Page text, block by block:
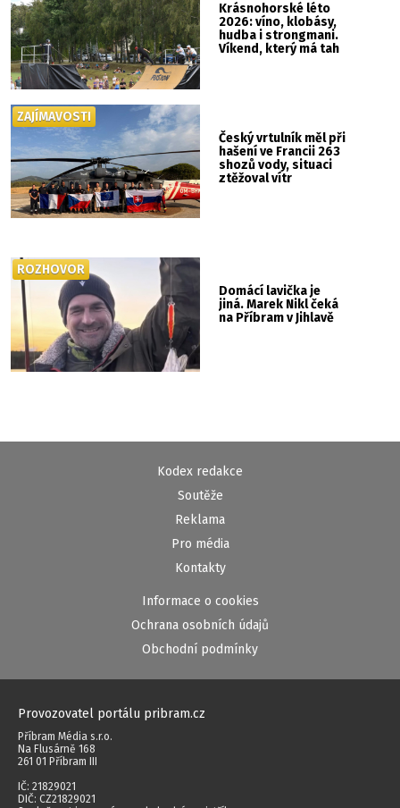
Krásnohorské léto
2026: víno, klobásy,
hudba i strongmani.
Víkend, který má tah
Český vrtulník měl při
hašení ve Francii 263
shozů vody, situaci
ztěžoval vítr
ZAJÍMAVOSTI
Domácí lavička je
jiná. Marek Nikl čeká
na Příbram v Jihlavě
ROZHOVOR
Kodex redakce
Soutěže
Reklama
Pro média
Kontakty
Informace o cookies
Ochrana osobních údajů
Obchodní podmínky
Provozovatel portálu pribram.cz
Příbram Média s.r.o.
Na Flusárně 168
261 01 Příbram III
IČ: 21829021
DIČ: CZ21829021